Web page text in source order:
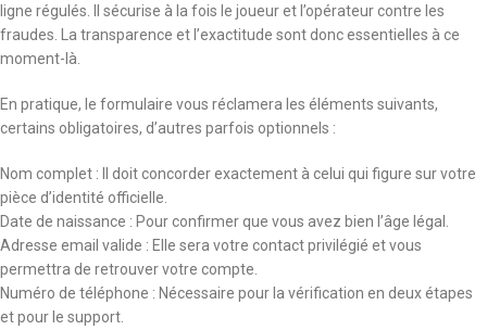
ligne régulés. Il sécurise à la fois le joueur et l’opérateur contre les
fraudes. La transparence et l’exactitude sont donc essentielles à ce
moment-là.
En pratique, le formulaire vous réclamera les éléments suivants,
certains obligatoires, d’autres parfois optionnels :
Nom complet : Il doit concorder exactement à celui qui figure sur votre
pièce d’identité officielle.
Date de naissance : Pour confirmer que vous avez bien l’âge légal.
Adresse email valide : Elle sera votre contact privilégié et vous
permettra de retrouver votre compte.
Numéro de téléphone : Nécessaire pour la vérification en deux étapes
et pour le support.